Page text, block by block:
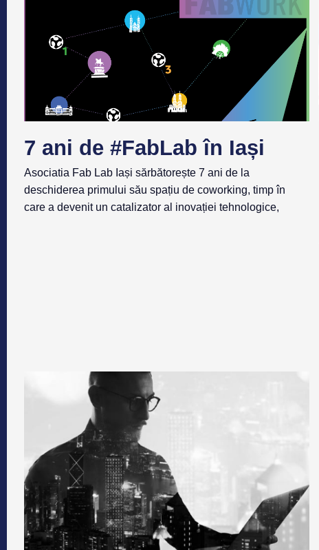
7 ani de #FabLab în Iași
Asociatia Fab Lab Iași sărbătorește 7 ani de la
deschiderea primului său spațiu de coworking, timp în
care a devenit un catalizator al inovației tehnologice,